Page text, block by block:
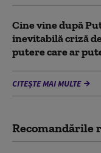
Cine vine după
inevitabilă criză
putere care ar
CITEȘTE MAI MULTE
Recomandările